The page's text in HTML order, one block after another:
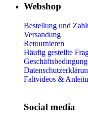
Webshop
Bestellung und
Versandung
Retournieren
Häufig gestellte
Faltvideos &
Social media